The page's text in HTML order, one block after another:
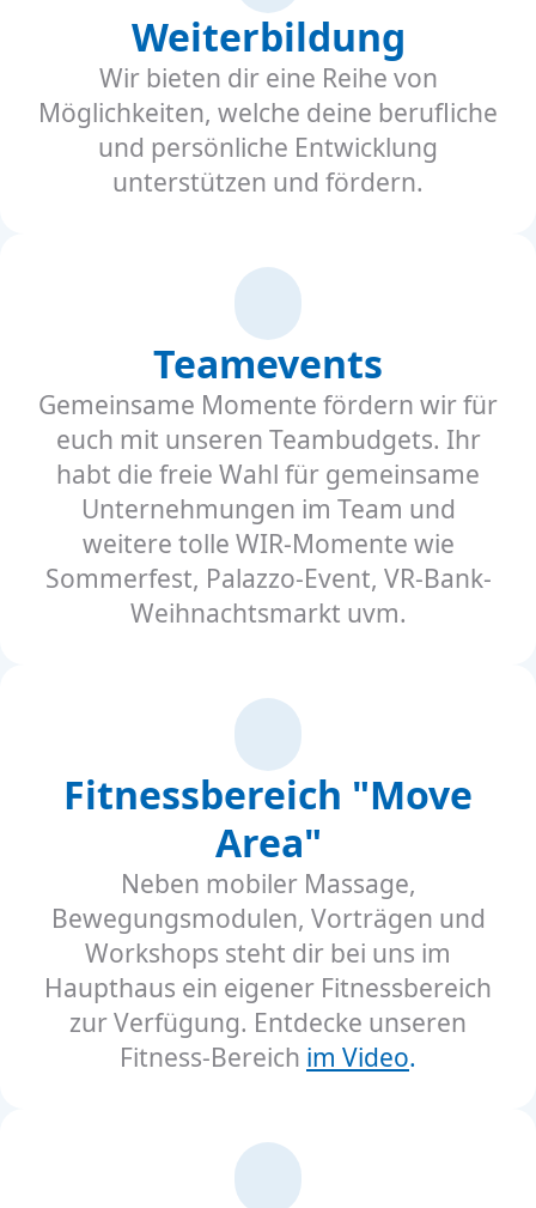
Weiterbildung
Wir bieten dir eine Reihe von
Möglichkeiten, welche deine berufliche
und persönliche Entwicklung
unterstützen und fördern.
Teamevents
Gemeinsame Momente fördern wir für
euch mit unseren Teambudgets. Ihr
habt die freie Wahl für gemeinsame
Unternehmungen im Team und
weitere tolle WIR-Momente wie
Sommerfest, Palazzo-Event, VR-Bank-
Weihnachtsmarkt uvm.
Fitnessbereich "Move
Area"
Neben mobiler Massage,
Bewegungsmodulen, Vorträgen und
Workshops steht dir bei uns im
Haupthaus ein eigener Fitnessbereich
zur Verfügung. Entdecke unseren
Fitness-Bereich im Video.